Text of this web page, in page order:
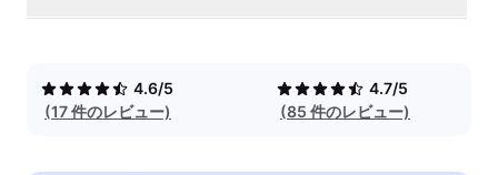
4.6/5
(17 件のレビュー)
4.7/5
(85 件のレビュー)